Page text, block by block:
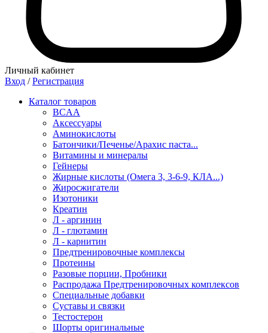
Личный кабинет
Вход / Регистрация
Каталог товаров
BCAA
Аксессуары
Аминокислоты
Батончики/Печенье/Арахис паста...
Витамины и минералы
Гейнеры
Жирные кислоты (Омега 3, 3-6-9, КЛА...)
Жиросжигатели
Изотоники
Креатин
Л - аргинин
Л - глютамин
Л - карнитин
Предтренировочные комплексы
Протеины
Разовые порции, Пробники
Распродажа Предтренировочных комплексов
Специальные добавки
Суставы и связки
Тестостерон
Шорты оригинальные